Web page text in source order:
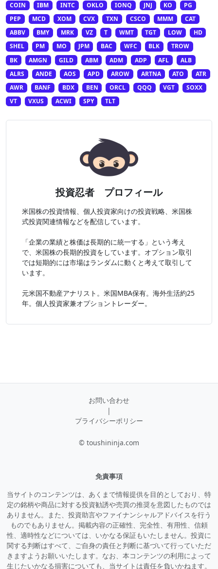
COIN
IBM INTC OKLO IONQ JNJ KO
PG
PEP
MCD XOM CVX TXN CSCO MMM
CAT
ABBV
BMY MRK VZ T WMT TGT LOW
HD
SHEL
PM MO JPM BAC WFC BLK
TROW
BK
AMGN GILD ABM ADM ADP AFL
ALB
ALRS
ANDE AOS APD AROW ARTNA ATO
ATR
AWR
BANF BDX BEN ORCL QQQ VGT
SOXX
VT
VXUS ACWI SPY TLT
投資忍者 プロフィール
米国株の投資情報、個人投資家向けの投資戦略、米国株
式投資関連情報などを配信しています。
「企業の業績と株価は長期的に統一する」という考え
で、米国株の長期的投資をしています。オプション取引
では短期的には市場はランダムに動くと考えて取引して
います。
元米国不動産アナリスト。米国MBA保有。海外生活約25
年。個人投資家兼オプショントレーダー。
お問い合わせ
|
プライバシーポリシー
© toushininja.com
免責事項
当サイトのコンテンツは、あくまで情報提供を目的としており、特
定の銘柄や商品に対する投資勧誘や売買の推奨を意図したものでは
ありません。また、投資助言やファイナンシャルアドバイスを行う
ものでもありません。掲載内容の正確性、完全性、有用性、信頼
性、適時性などについては、いかなる保証もいたしません。投資に
関する判断はすべて、ご自身の責任と判断に基づいて行っていただ
きますようお願いいたします。なお、本コンテンツの利用によって
生じたいかなる損害についても、当サイトは責任を負いかねます。